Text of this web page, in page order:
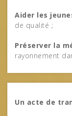
Aider les
de qualité ;
Préserver la
rayonnement
Un acte de